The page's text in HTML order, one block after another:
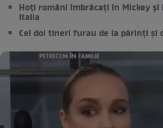
Hoți români îmbrăcați în Mickey
Italia
Cei doi tineri furau de la părinți și